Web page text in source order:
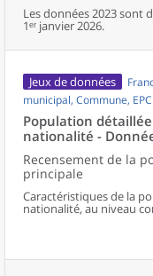
Les données 2023 sont
1ᵉʳ janvier 2026.
Jeux de données
municipal, Commune,
Population
nationalité -
Recensement de la
principale
Caractéristiques de la
nationalité, au niveau